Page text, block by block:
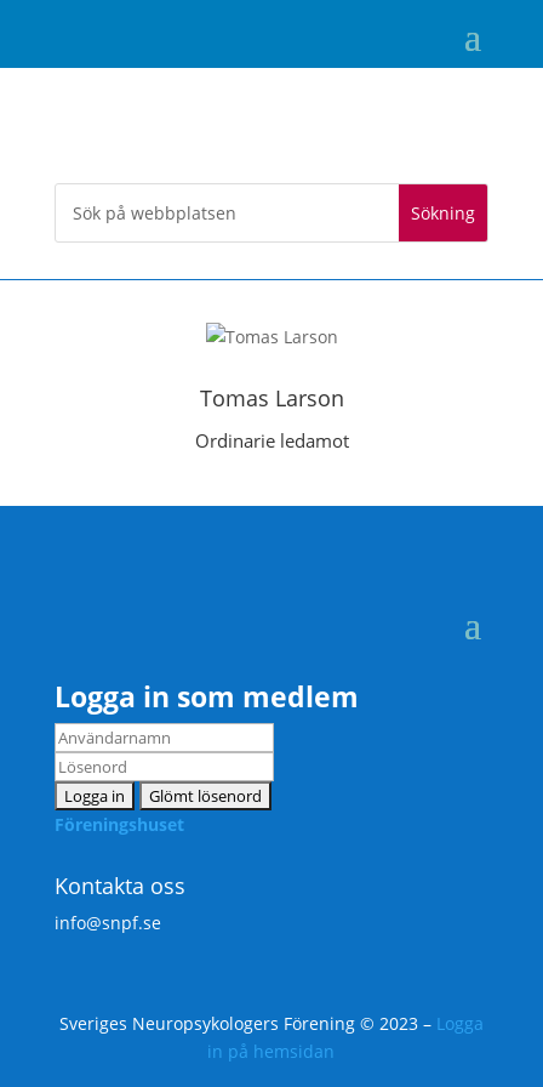
Tomas Larson
Ordinarie ledamot
Logga in som medlem
Föreningshuset
Kontakta oss
info@snpf.se
Sveriges Neuropsykologers Förening © 2023 – Logga
in på hemsidan